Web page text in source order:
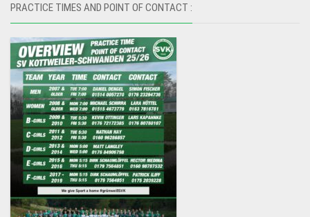
PRACTICE TIMES AND POINT OF CONTACT :